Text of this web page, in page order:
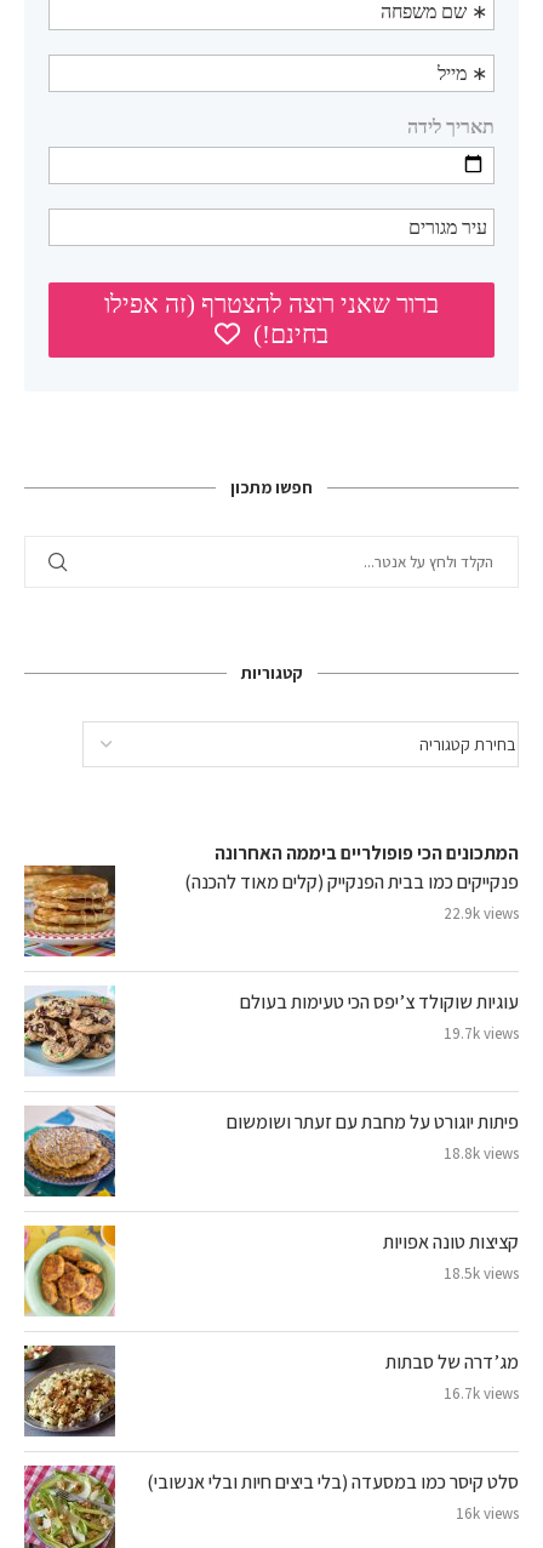
חפשו מתכון
קטגוריות
המתכונים הכי פופולריים ביממה האחרונה
פנקייקים כמו בבית הפנקייק (קלים מאוד להכנה)
22.9k views
עוגיות שוקולד צ’יפס הכי טעימות בעולם
19.7k views
פיתות יוגורט על מחבת עם זעתר ושומשום
18.8k views
קציצות טונה אפויות
18.5k views
מג’דרה של סבתות
16.7k views
סלט קיסר כמו במסעדה (בלי ביצים חיות ובלי אנשובי)
16k views